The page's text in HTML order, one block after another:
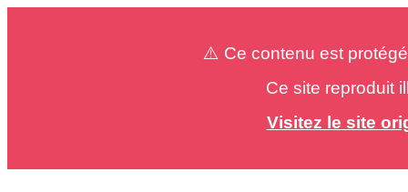
⚠️ Ce contenu est
Ce site reproduit
Visitez le site